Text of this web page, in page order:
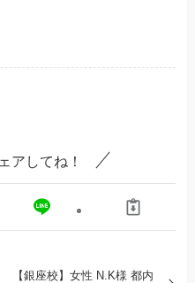
アしてね！
【銀座校】女性 N.K様 都内